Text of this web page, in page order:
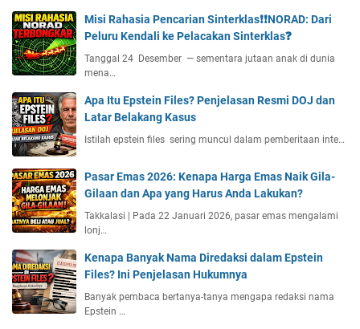
Misi Rahasia Pencarian Sinterklas❗❗NORAD: Dari
Peluru Kendali ke Pelacakan Sinterklas❓
Tanggal 24 Desember — sementara jutaan anak di dunia
mena…
Apa Itu Epstein Files? Penjelasan Resmi DOJ dan
Latar Belakang Kasus
Istilah epstein files sering muncul dalam pemberitaan inte…
Pasar Emas 2026: Kenapa Harga Emas Naik Gila-
Gilaan dan Apa yang Harus Anda Lakukan?
Takkalasi | Pada 22 Januari 2026, pasar emas mengalami
lonj…
Kenapa Banyak Nama Direda‎ksi dalam Epstein
Files? Ini Penjelasan Hukumnya
Banyak pembaca bertanya-tanya mengapa redaksi nama
Epstein …